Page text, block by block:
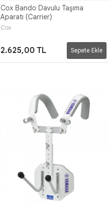
Cox Bando Davulu Taşıma
Aparatı (Carrier)
Cox
2.625,00 TL Sepete Ekle